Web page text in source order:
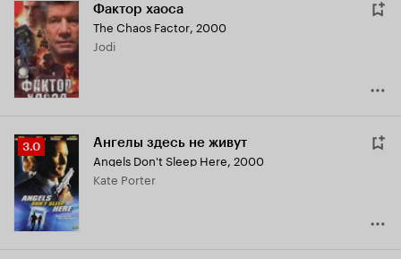
Фактор хаоса
The Chaos Factor, 2000
Jodi
Рейтинг
Кинопоиска
3.0
3.0 Ангелы здесь не живут
Angels Don't Sleep Here, 2000
Kate Porter